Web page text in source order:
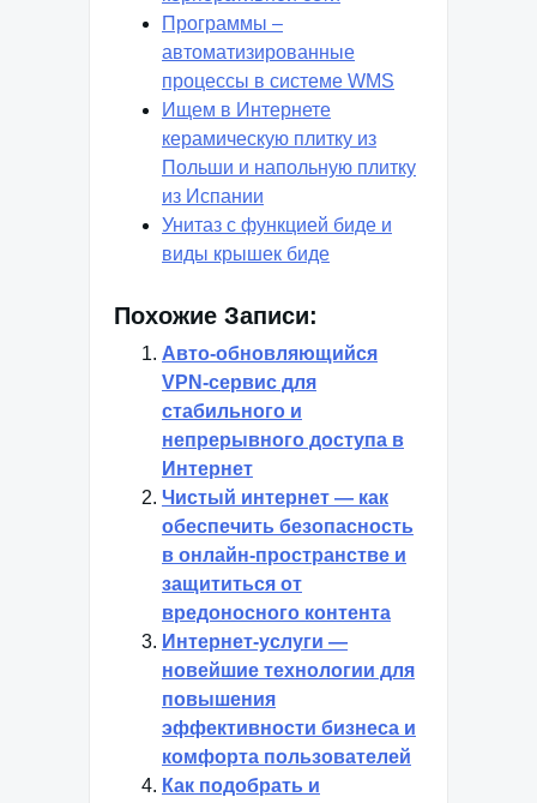
Программы –
автоматизированные
процессы в системе WMS
Ищем в Интернете
керамическую плитку из
Польши и напольную плитку
из Испании
Унитаз с функцией биде и
виды крышек биде
Похожие Записи:
Aвто-обновляющийся
VPN-сервис для
стабильного и
непрерывного доступа в
Интернет
Чистый интернет — как
обеспечить безопасность
в онлайн-пространстве и
защититься от
вредоносного контента
Интернет-услуги —
новейшие технологии для
повышения
эффективности бизнеса и
комфорта пользователей
Как подобрать и